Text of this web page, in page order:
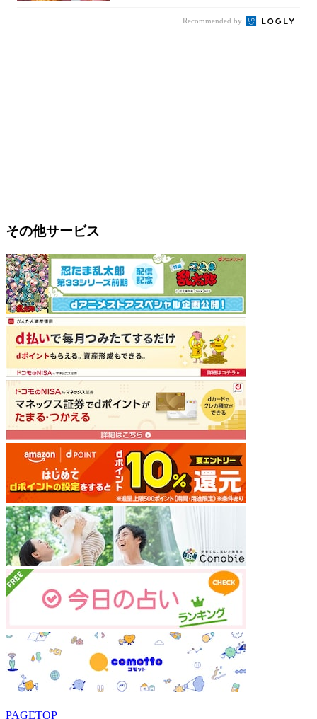
Recommended by
その他サービス
PAGETOP